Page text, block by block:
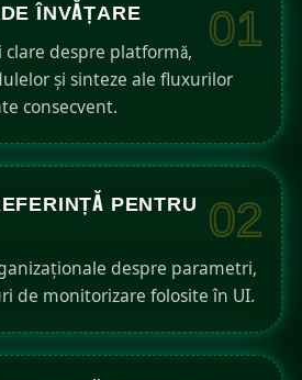
01
ÎNVĂȚARE
despre platformă,
și sinteze ale fluxurilor
consecvent.
02
PENTRU
despre parametri,
de monitorizare folosite în UI.